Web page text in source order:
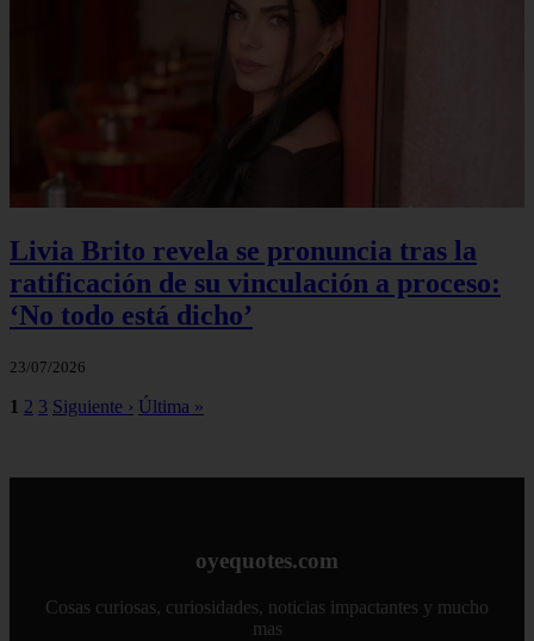
Livia Brito revela se pronuncia tras la
ratificación de su vinculación a proceso:
‘No todo está dicho’
23/07/2026
1 2 3 Siguiente › Última »
oyequotes.com
Cosas curiosas, curiosidades, noticias impactantes y mucho
mas